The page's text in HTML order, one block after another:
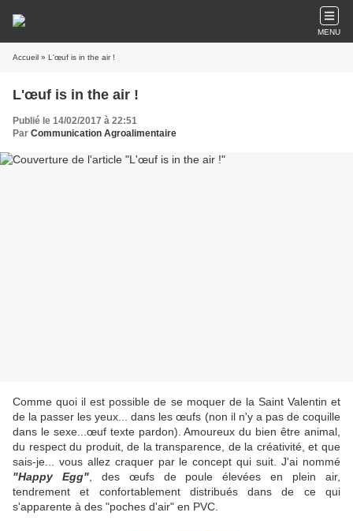
MENU
Accueil » L'œuf is in the air !
L'œuf is in the air !
Publié le 14/02/2017 à 22:51
Par Communication Agroalimentaire
Comme quoi il est possible de se moquer de la Saint Valentin et
de la passer les yeux... dans les œufs (non il n'y a pas de coquille
dans le sexe...œuf texte pardon). Amoureux du bien être animal,
du respect du produit, de la transparence, de la créativité, et que
sais-je... vous allez craquer par le concept qui suit. J'ai nommé
"Happy Egg", des œufs de poule élevées en plein air,
tendrement et confortablement distribués dans de ce qui
s'apparente à des "poches d'air" en PVC.